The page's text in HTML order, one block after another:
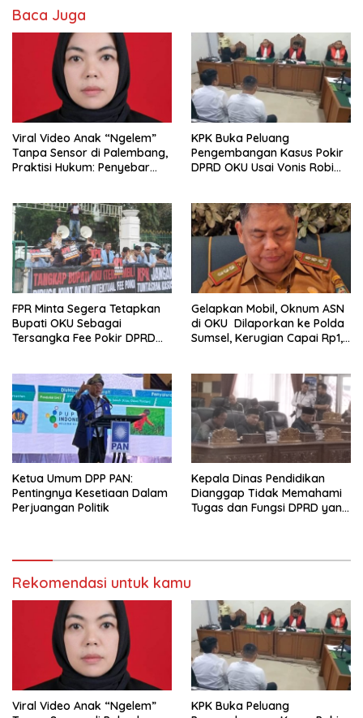
Baca Juga
Viral Video Anak “Ngelem”
Tanpa Sensor di Palembang,
Praktisi Hukum: Penyebar
KPK Buka Peluang
Pengembangan Kasus Pokir
DPRD OKU Usai Vonis Robi
FPR Minta Segera Tetapkan
Bupati OKU Sebagai
Tersangka Fee Pokir DPRD
Gelapkan Mobil, Oknum ASN
di OKU Dilaporkan ke Polda
Sumsel, Kerugian Capai Rp1,2
Ketua Umum DPP PAN:
Pentingnya Kesetiaan Dalam
Perjuangan Politik
Kepala Dinas Pendidikan
Dianggap Tidak Memahami
Tugas dan Fungsi DPRD yang
Rekomendasi untuk kamu
Viral Video Anak “Ngelem”
KPK Buka Peluang